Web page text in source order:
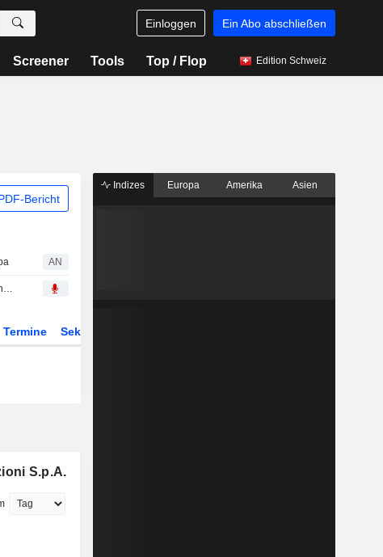
Einloggen Ein Abo abschließen
Screener Tools Top / Flop Edition Schweiz
Bericht
AN
Unipol Assicurazioni S.p.A., H1 2026 Earnings Call, Aug 07, 2026
Termine Sektor
S.p.A.
Indizes Europa Amerika Asien